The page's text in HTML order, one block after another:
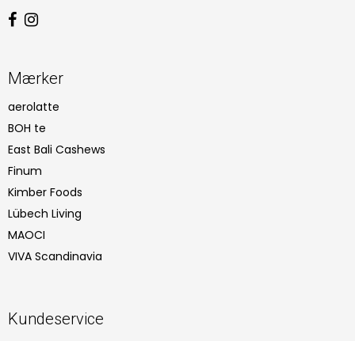
Mærker
aerolatte
BOH te
East Bali Cashews
Finum
Kimber Foods
Lübech Living
MAOCI
VIVA Scandinavia
Kundeservice